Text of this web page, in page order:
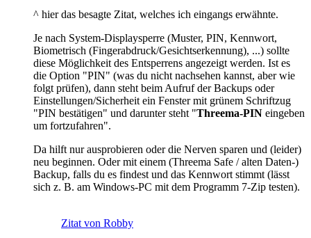
^ hier das besagte Zitat, welches ich eingangs erwähnte.
Je nach System-Displaysperre (Muster, PIN, Kennwort,
Biometrisch (Fingerabdruck/Gesichtserkennung), ...) sollte
diese Möglichkeit des Entsperrens angezeigt werden. Ist es
die Option "PIN" (was du nicht nachsehen kannst, aber wie
folgt prüfen), dann steht beim Aufruf der Backups oder
Einstellungen/Sicherheit ein Fenster mit grünem Schriftzug
"PIN bestätigen" und darunter steht "Threema-PIN eingeben
um fortzufahren".
Da hilft nur ausprobieren oder die Nerven sparen und (leider)
neu beginnen. Oder mit einem (Threema Safe / alten Daten-)
Backup, falls du es findest und das Kennwort stimmt (lässt
sich z. B. am Windows-PC mit dem Programm 7-Zip testen).
Zitat von Robby